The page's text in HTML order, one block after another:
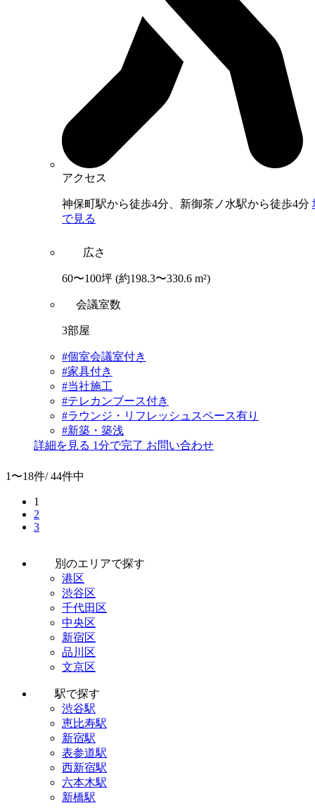
アクセス
神保町駅から徒歩4分、新御茶ノ水駅から徒歩4分
で見る
広さ
60〜100坪 (約198.3〜330.6 m²)
会議室数
3部屋
#個室会議室付き
#家具付き
#当社施工
#テレカンブース付き
#ラウンジ・リフレッシュスペース有り
#新築・築浅
詳細を見る 1分で完了 お問い合わせ
1〜18件/44件中
1
2
3
別のエリアで探す
港区
渋谷区
千代田区
中央区
新宿区
品川区
文京区
駅で探す
渋谷駅
恵比寿駅
新宿駅
表参道駅
西新宿駅
六本木駅
新橋駅